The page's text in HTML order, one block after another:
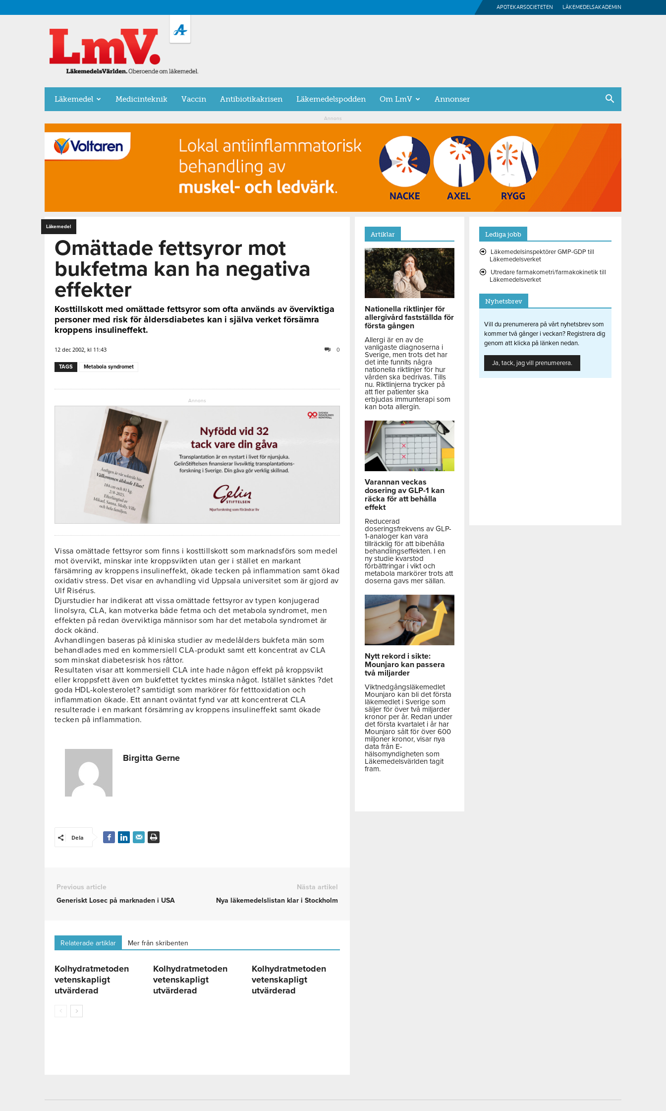
APOTEKARSOCIETETEN LÄKEMEDELSAKADEMIN
LäkemedelsVärlden
Läkemedel Medicinteknik Vaccin Antibiotikakrisen Läkemedelspodden Om LmV Annonser
Annons
Läkemedel
Omättade fettsyror mot
bukfetma kan ha negativa
effekter
Kosttillskott med omättade fettsyror som ofta används av överviktiga
personer med risk för åldersdiabetes kan i själva verket försämra
kroppens insulineffekt.
12 dec 2002, kl 11:43 0
TAGS Metabola syndromet
Annons
Vissa omättade fettsyror som finns i kosttillskott som marknadsförs som medel
mot övervikt, minskar inte kroppsvikten utan ger i stället en markant
färsämring av kroppens insulineffekt, ökade tecken på inflammation samt ökad
oxidativ stress. Det visar en avhandling vid Uppsala universitet som är gjord av
Ulf Risérus.
Djurstudier har indikerat att vissa omättade fettsyror av typen konjugerad
linolsyra, CLA, kan motverka både fetma och det metabola syndromet, men
effekten på redan överviktiga männisor som har det metabola syndromet är
dock okänd.
Avhandlingen baseras på kliniska studier av medelålders bukfeta män som
behandlades med en kommersiell CLA-produkt samt ett koncentrat av CLA
som minskat diabetesrisk hos råttor.
Resultaten visar att kommersiell CLA inte hade någon effekt på kroppsvikt
eller kroppsfett även om bukfettet tycktes minska något. Istället sänktes ?det
goda HDL-kolesterolet? samtidigt som markörer för fetttoxidation och
inflammation ökade. Ett annant oväntat fynd var att koncentrerat CLA
resulterade i en markant försämring av kroppens insulineffekt samt ökade
tecken på inflammation.
Birgitta Gerne
Dela
Previous article
Generiskt Losec på marknaden i USA
Nästa artikel
Nya läkemedelslistan klar i Stockholm
Relaterade artiklar Mer från skribenten
Kolhydratmetoden
vetenskapligt
utvärderad
Kolhydratmetoden
vetenskapligt
utvärderad
Kolhydratmetoden
vetenskapligt
utvärderad
Artiklar
Nationella riktlinjer för
allergivård fastställda för
första gången
Allergi är en av de
vanligaste diagnoserna i
Sverige, men trots det har
det inte funnits några
nationella riktlinjer för hur
vården ska bedrivas. Tills
nu. Riktlinjerna trycker på
att fler patienter ska
erbjudas immunterapi som
kan bota allergin.
Varannan veckas
dosering av GLP-1 kan
räcka för att behålla
effekt
Reducerad
doseringsfrekvens av GLP-
1-analoger kan vara
tillräcklig för att bibehålla
behandlingseffekten. I en
ny studie kvarstod
förbättringar i vikt och
metabola markörer trots att
doserna gavs mer sällan.
Nytt rekord i sikte:
Mounjaro kan passera
två miljarder
Viktnedgångsläkemedlet
Mounjaro kan bli det första
läkemedlet i Sverige som
säljer för över två miljarder
kronor per år. Redan under
det första kvartalet i år har
Mounjaro sålt för över 600
miljoner kronor, visar nya
data från E-
hälsomyndigheten som
Läkemedelsvärlden tagit
fram.
Lediga jobb
Läkemedelsinspektörer GMP-GDP till
Läkemedelsverket
Utredare farmakometri/farmakokinetik till
Läkemedelsverket
Nyhetsbrev
Vill du prenumerera på vårt nyhetsbrev som
kommer två gånger i veckan? Registrera dig
genom att klicka på länken nedan.
Ja, tack, jag vill prenumerera.